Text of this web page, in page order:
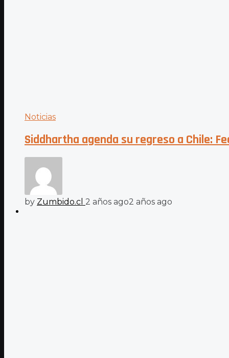
Noticias
Siddhartha agenda su regreso a Chile:
by Zumbido.cl 2 años ago2 años ago